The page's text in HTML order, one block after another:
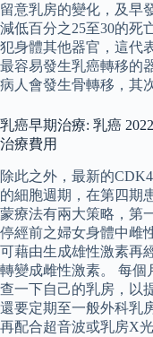
留意乳房的變化，及早
減低百分之25至30的死
犯身體其他器官，這代
最容易發生乳癌轉移的
病人會發生骨轉移，其
乳癌早期治療: 乳癌
治療費用
除此之外，最新的
的細胞週期，在第四期
蒙療法有兩大策略，第
停經前之婦女身體中雌
可藉由生成雄性激素再
轉變成雌性激素。 每個
查一下自己的乳房，以
還要定期至一般外科乳
再配合超音波或乳房X